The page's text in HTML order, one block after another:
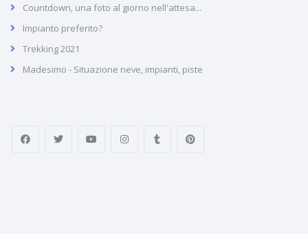
Countdown, una foto al giorno nell'attesa...
Impianto preferito?
Trekking 2021
Madesimo - Situazione neve, impianti, piste